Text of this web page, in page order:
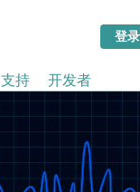
支持 开发者